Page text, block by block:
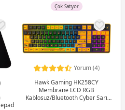
Çok Satıyor
Yorum (4)
Hawk Gaming HK258CY
Membrane LCD RGB
Kablosuz/Bluetooth Cyber Sarı